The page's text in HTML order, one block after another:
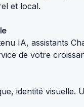
et local.
IA, assistants
de votre
identité visuelle.